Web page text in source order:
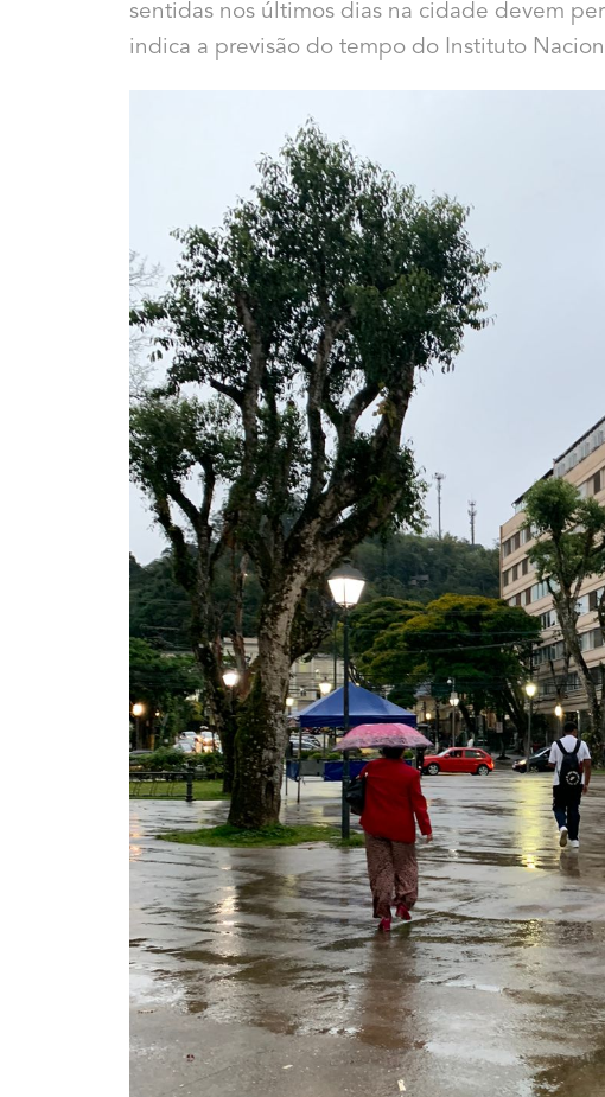
sentidas nos últimos dias na cidade devem
indica a previsão do tempo do Instituto